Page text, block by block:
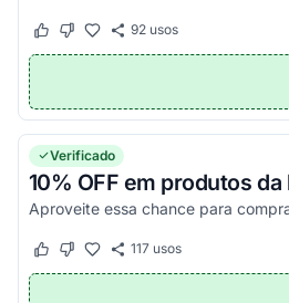
Este cupom funcionou
Este cupom não funcionou
92usos
Verificado
10% OFF em produtos da
Este cupom funcionou
Este cupom não funcionou
117usos